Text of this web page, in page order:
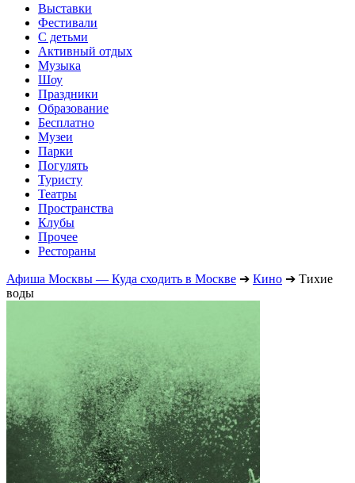
Выставки
Фестивали
С детьми
Активный отдых
Музыка
Шоу
Праздники
Образование
Бесплатно
Музеи
Парки
Погулять
Туристу
Театры
Пространства
Клубы
Прочее
Рестораны
Афиша Москвы — Куда сходить в Москве ➔ Кино ➔ Тихие
воды